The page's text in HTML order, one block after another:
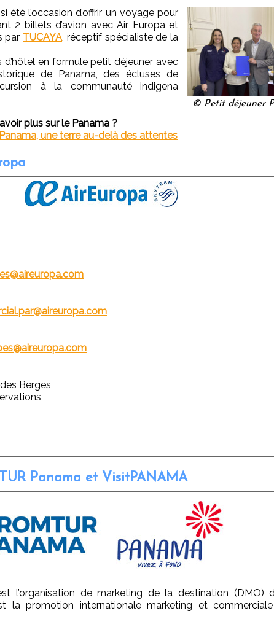
© Petit déjeuner
été l’occasion d’offrir un voyage pour
2 billets d’avion avec Air Europa et
par TUCAYA, réceptif spécialiste de la
d’hôtel en formule petit déjeuner avec
de Panama, des écluses de
à la communauté indigena
plus sur le Panama ?
Panama, une terre au-delà des attentes
Berges
Panama et VisitPANAMA
l’organisation de marketing de la destination (DMO)
la promotion internationale marketing et